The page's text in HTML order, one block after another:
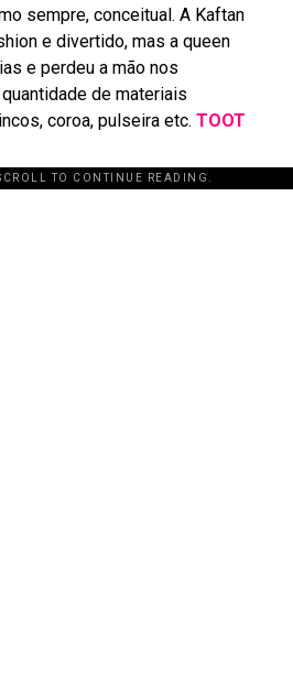
sempre, conceitual. A Kaftan
e divertido, mas a queen
e perdeu a mão nos
de materiais
coroa, pulseira etc. TOOT
TO CONTINUE READING.